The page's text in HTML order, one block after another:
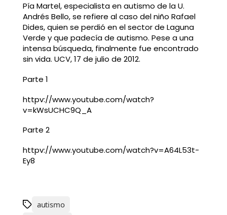
Pía Martel, especialista en autismo de la U.
Andrés Bello, se refiere al caso del niño Rafael
Dides, quien se perdió en el sector de Laguna
Verde y que padecía de autismo. Pese a una
intensa búsqueda, finalmente fue encontrado
sin vida. UCV, 17 de julio de 2012.
Parte 1
httpv://www.youtube.com/watch?
v=kWsUCHC9Q_A
Parte 2
httpv://www.youtube.com/watch?v=A64L53t-
Ey8
autismo